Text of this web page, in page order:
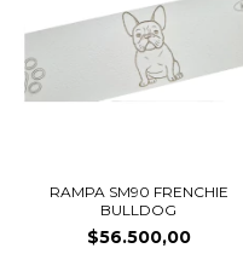
RAMPA SM90 FRENCHIE
BULLDOG
$56.500,00